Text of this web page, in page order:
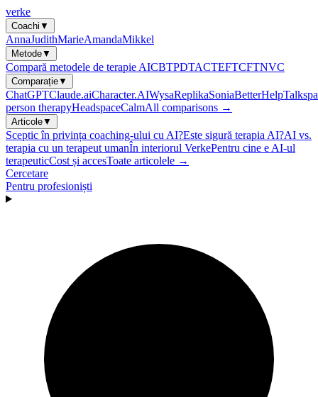
verke
Coachi ▼
AnnaJudithMarieAmandaMikkel
Metode▼
Compară metodele de terapie AICBTPDTACTEFTCFTNVC
Comparație▼
ChatGPTClaude.aiCharacter.AIWysaReplikaSoniaBetterHelp
person therapyHeadspaceCalmAll comparisons →
Articole▼
Sceptic în privința coaching-ului cu AI?Este sigură terapia AI?AI vs.
terapia cu un terapeut umanÎn interiorul VerkePentru cine e AI-ul
terapeuticCost și accesToate articolele →
Cercetare
Pentru profesioniști